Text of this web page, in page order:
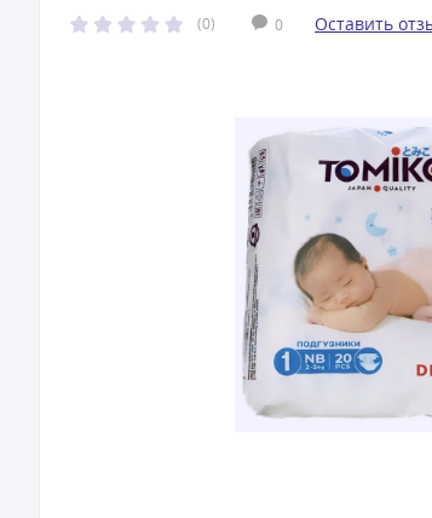
(0) 0 Оставить